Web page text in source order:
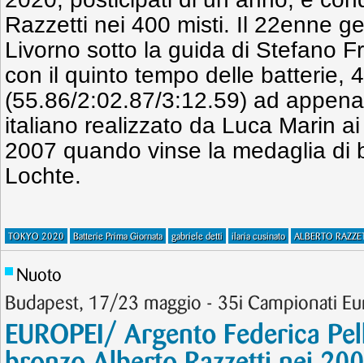
Razzetti nei 400 misti. Il 22enne
Livorno sotto la guida di Stefano
con il quinto tempo delle batterie,
(55.86/2:02.87/3:12.59) ad
italiano realizzato da Luca Marin
2007 quando vinse la medaglia di
Lochte.
TOKYO 2020 Batterie Prima Giornata gabriele detti ilaria cusinato ALBERTO
Nuoto
Budapest, 17/23 maggio - 35i Campionati
EUROPEI/ Argento Federica